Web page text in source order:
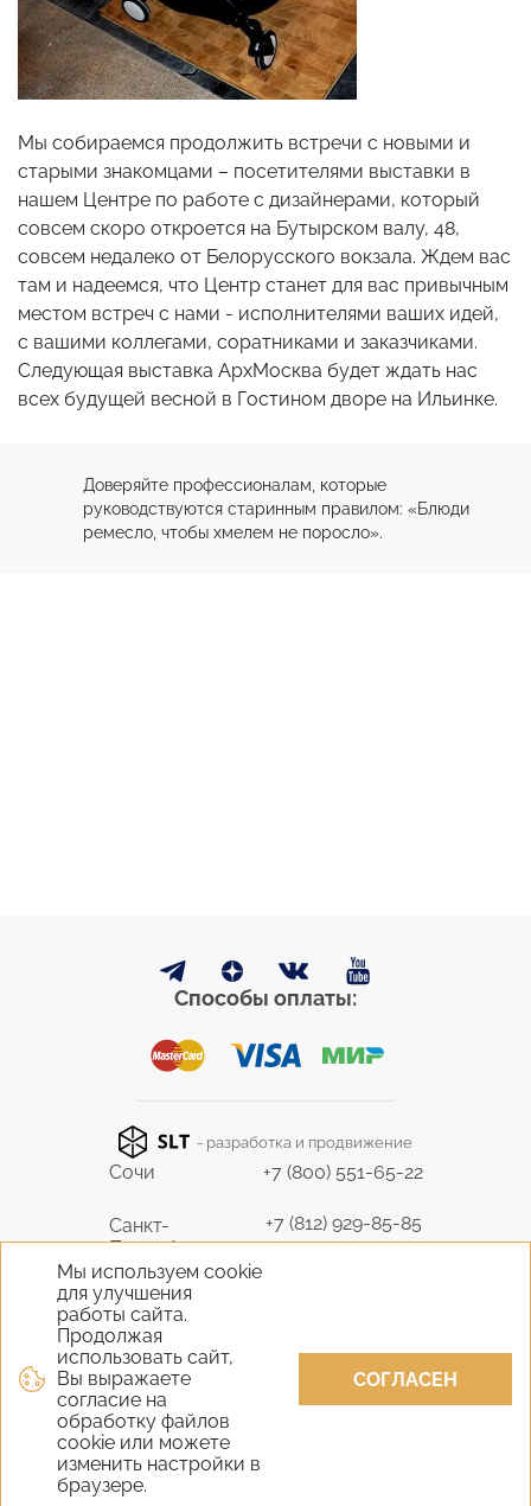
Мы используем cookie
для улучшения
работы сайта.
Продолжая
использовать сайт,
Вы выражаете
согласие на
обработку файлов
cookie или можете
изменить настройки в
браузере.
СОГЛАСЕН
Мы собираемся продолжить встречи с новыми и
старыми знакомцами – посетителями выставки в
нашем Центре по работе с дизайнерами, который
совсем скоро откроется на Бутырском валу, 48,
совсем недалеко от Белорусского вокзала. Ждем вас
там и надеемся, что Центр станет для вас привычным
местом встреч с нами - исполнителями ваших идей,
с вашими коллегами, соратниками и заказчиками.
Следующая выставка АрхМосква будет ждать нас
всех будущей весной в Гостином дворе на Ильинке.
Доверяйте профессионалам, которые
руководствуются старинным правилом: «Блюди
ремесло, чтобы хмелем не поросло».
Способы оплаты:
- разработка и продвижение
Сочи +7 (800) 551-65-22
Санкт-
Петербург
+7 (812) 929-85-85
9298585@bk.ru
Москва
Крым
+7 (978) 824-31-10
vernisage-c@mail.ru
Екатеринбург